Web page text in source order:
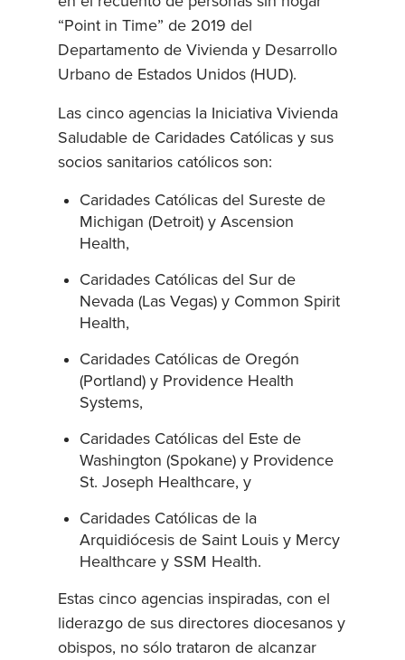
“Point in Time” de 2019 del
Departamento de Vivienda y Desarrollo
Urbano de Estados Unidos (HUD).
Las cinco agencias la Iniciativa Vivienda
Saludable de Caridades Católicas y sus
socios sanitarios católicos son:
Caridades Católicas del Sureste de
Michigan (Detroit) y Ascension
Health,
Caridades Católicas del Sur de
Nevada (Las Vegas) y Common Spirit
Health,
Caridades Católicas de Oregón
(Portland) y Providence Health
Systems,
Caridades Católicas del Este de
Washington (Spokane) y Providence
St. Joseph Healthcare, y
Caridades Católicas de la
Arquidiócesis de Saint Louis y Mercy
Healthcare y SSM Health.
Estas cinco agencias inspiradas, con el
liderazgo de sus directores diocesanos y
obispos, no sólo trataron de alcanzar